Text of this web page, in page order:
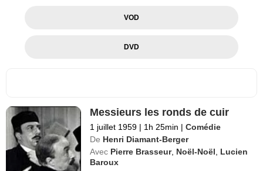
VOD
DVD
Messieurs les ronds de cuir
1 juillet 1959 | 1h 25min | Comédie
De Henri Diamant-Berger
Avec Pierre Brasseur, Noël-Noël
Lucien
Baroux